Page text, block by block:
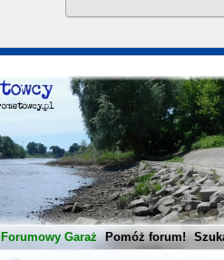
Forumowy Garaż Pomóż forum!